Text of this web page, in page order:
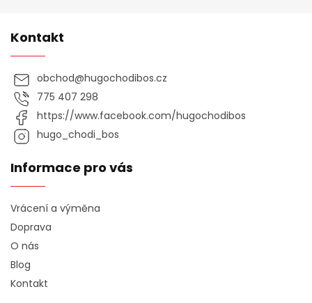
Kontakt
obchod@hugochodibos.cz
775 407 298
https://www.facebook.com/hugochodibos
hugo_chodi_bos
Informace pro vás
Vrácení a výměna
Doprava
O nás
Blog
Kontakt